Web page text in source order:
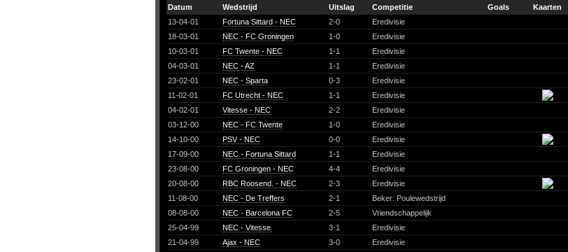
Datum
Wedstrijd Uitslag Competitie Goals Kaarten
13-04-01
Fortuna Sittard - NEC 2-0 Eredivisie
18-03-01
NEC - FC Groningen 1-0
Eredivisie
10-03-01
FC Twente - NEC 1-1
Eredivisie
04-03-01
NEC - AZ 1-1 Eredivisie
23-02-01
NEC - Sparta 0-3 Eredivisie
11-02-01
FC Utrecht - NEC 1-1 Eredivisie
04-02-01
Vitesse - NEC 2-2 Eredivisie
03-12-00
NEC - FC Twente 1-0
Eredivisie
14-10-00
PSV - NEC 0-0 Eredivisie
17-09-00
NEC - Fortuna Sittard 1-1 Eredivisie
23-08-00
FC Groningen - NEC 4-4 Eredivisie
20-08-00
RBC Roosend. - NEC 2-3
Eredivisie
11-08-00
NEC - De Treffers 2-1
Beker: Poulewedstrijd
08-08-00
NEC - Barcelona FC 2-5 Vriendschappelijk
25-04-99
NEC - Vitesse 3-1 Eredivisie
21-04-99
Ajax - NEC 3-0
Eredivisie